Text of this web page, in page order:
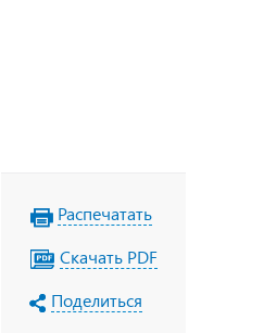
Распечатать
Скачать PDF
Поделиться